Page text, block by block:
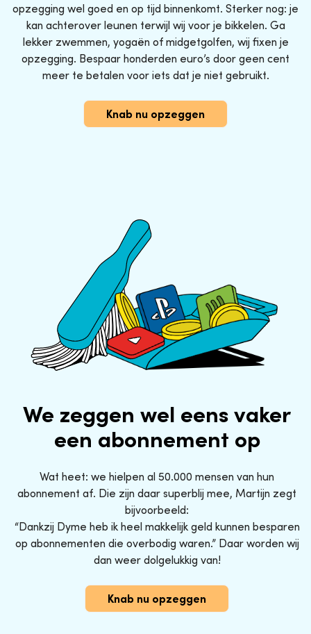
opzegging wel goed en op tijd binnenkomt. Sterker nog: je
kan achterover leunen terwijl wij voor je bikkelen. Ga
lekker zwemmen, yogaën of midgetgolfen, wij fixen je
opzegging. Bespaar honderden euro’s door geen cent
meer te betalen voor iets dat je niet gebruikt.
Knab nu opzeggen
We zeggen wel eens vaker
een abonnement op
Wat heet: we hielpen al 50.000 mensen van hun
abonnement af. Die zijn daar superblij mee, Martijn zegt
bijvoorbeeld:
“Dankzij Dyme heb ik heel makkelijk geld kunnen besparen
op abonnementen die overbodig waren.” Daar worden wij
dan weer dolgelukkig van!
Knab nu opzeggen